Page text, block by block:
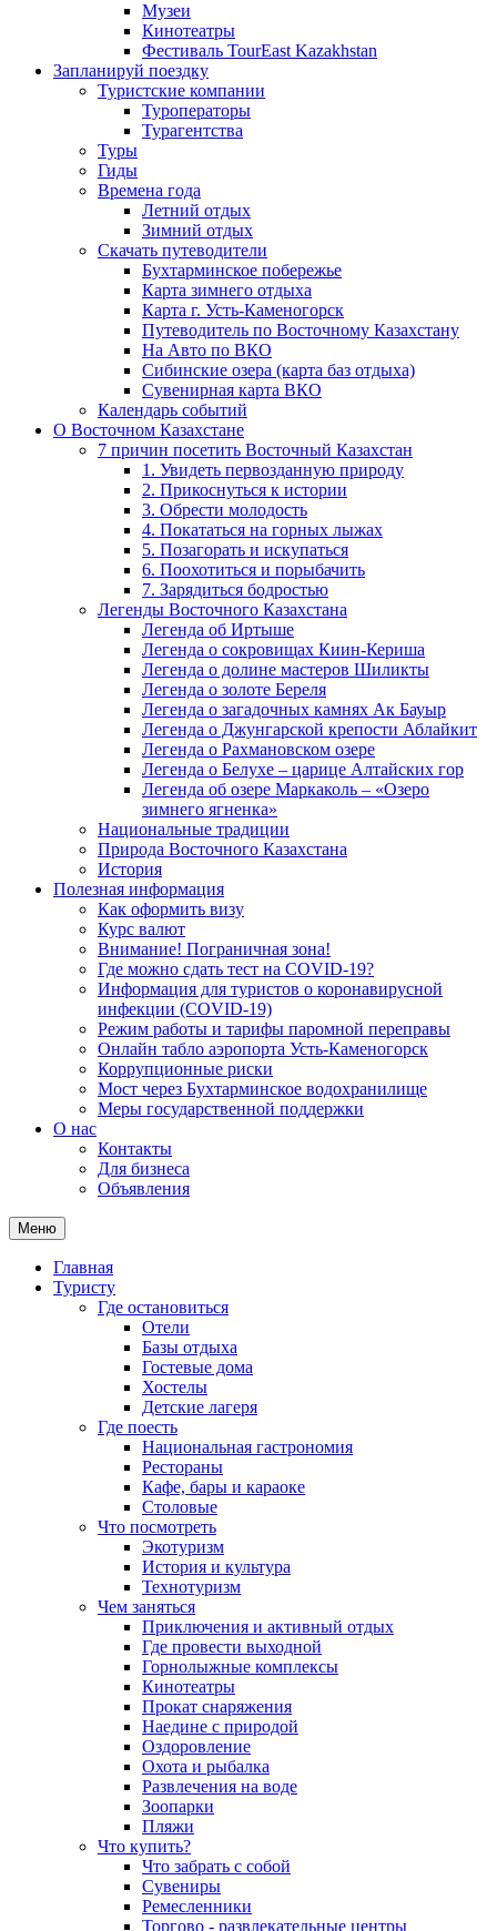
Музеи
Кинотеатры
Фестиваль TourEast Kazakhstan
Запланируй поездку
Туристские компании
Туроператоры
Турагентства
Туры
Гиды
Времена года
Летний отдых
Зимний отдых
Скачать путеводители
Бухтарминское побережье
Карта зимнего отдыха
Карта г. Усть-Каменогорск
Путеводитель по Восточному Казахстану
На Авто по ВКО
Сибинские озера (карта баз отдыха)
Сувенирная карта ВКО
Календарь событий
О Восточном Казахстане
7 причин посетить Восточный Казахстан
1. Увидеть первозданную природу
2. Прикоснуться к истории
3. Обрести молодость
4. Покататься на горных лыжах
5. Позагорать и искупаться
6. Поохотиться и порыбачить
7. Зарядиться бодростью
Легенды Восточного Казахстана
Легенда об Иртыше
Легенда о сокровищах Киин-Кериша
Легенда о долине мастеров Шиликты
Легенда о золоте Береля
Легенда о загадочных камнях Ак Бауыр
Легенда о Джунгарской крепости Аблайкит
Легенда о Рахмановском озере
Легенда о Белухе – царице Алтайских гор
Легенда об озере Маркаколь – «Озеро
зимнего ягненка»
Национальные традиции
Природа Восточного Казахстана
История
Полезная информация
Как оформить визу
Курс валют
Внимание! Пограничная зона!
Где можно сдать тест на COVID-19?
Информация для туристов о коронавирусной
инфекции (COVID-19)
Режим работы и тарифы паромной переправы
Онлайн табло аэропорта Усть-Каменогорск
Коррупционные риски
Мост через Бухтарминское водохранилище
Меры государственной поддержки
О нас
Контакты
Для бизнеса
Объявления
Меню
Главная
Туристу
Где остановиться
Отели
Базы отдыха
Гостевые дома
Хостелы
Детские лагеря
Где поесть
Национальная гастрономия
Рестораны
Кафе, бары и караоке
Столовые
Что посмотреть
Экотуризм
История и культура
Технотуризм
Чем заняться
Приключения и активный отдых
Где провести выходной
Горнолыжные комплексы
Кинотеатры
Прокат снаряжения
Наедине с природой
Оздоровление
Охота и рыбалка
Развлечения на воде
Зоопарки
Пляжи
Что купить?
Что забрать с собой
Сувениры
Ремесленники
Торгово - развлекательные центры